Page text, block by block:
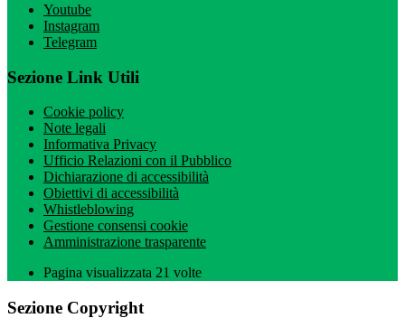
Youtube
Instagram
Telegram
Sezione Link Utili
Cookie policy
Note legali
Informativa Privacy
Ufficio Relazioni con il Pubblico
Dichiarazione di accessibilità
Obiettivi di accessibilità
Whistleblowing
Gestione consensi cookie
Amministrazione trasparente
Pagina visualizzata 21 volte
Sezione Copyright